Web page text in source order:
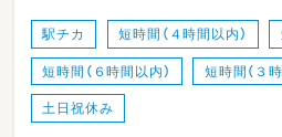
駅チカ 短時間（４時間以内）
短時間（６時間以内） 短時間（３
土日祝休み